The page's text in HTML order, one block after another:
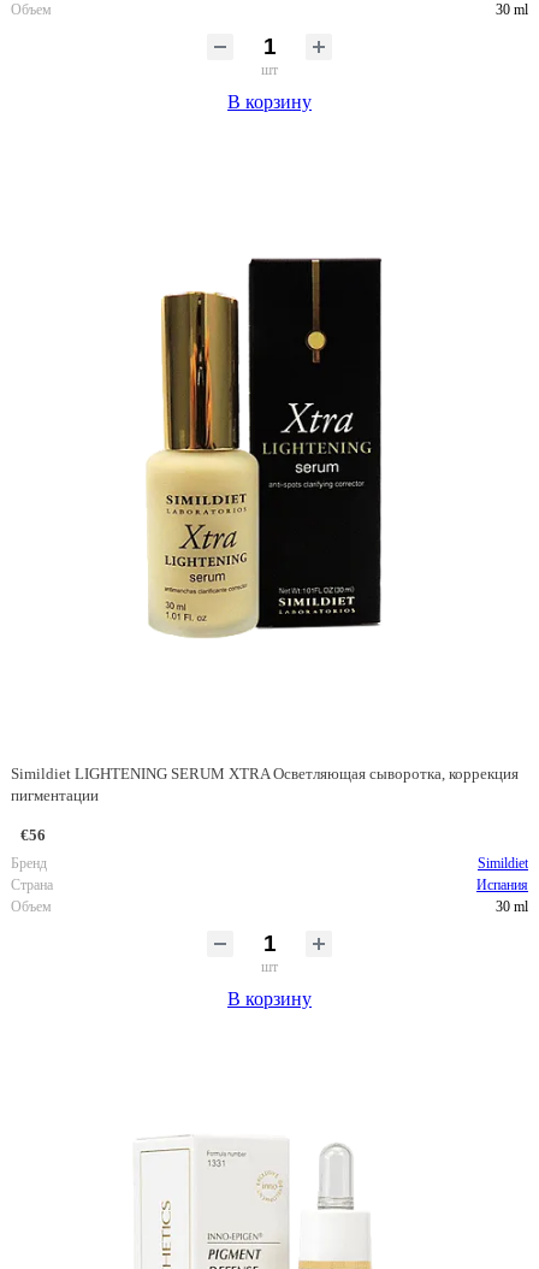
Объем
30 ml
шт
В корзину
Simildiet LIGHTENING SERUM XTRA Осветляющая сыворотка, коррекция
пигментации
€56
Бренд
Simildiet
Страна
Испания
Объем
30 ml
шт
В корзину